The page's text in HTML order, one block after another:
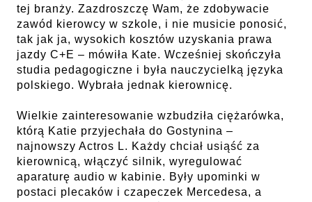
tej branży. Zazdroszczę Wam, że zdobywacie
zawód kierowcy w szkole, i nie musicie ponosić,
tak jak ja, wysokich kosztów uzyskania prawa
jazdy C+E – mówiła Kate. Wcześniej skończyła
studia pedagogiczne i była nauczycielką języka
polskiego. Wybrała jednak kierownicę.
Wielkie zainteresowanie wzbudziła ciężarówka,
którą Katie przyjechała do Gostynina –
najnowszy Actros L. Każdy chciał usiąść za
kierownicą, włączyć silnik, wyregulować
aparaturę audio w kabinie. Były upominki w
postaci plecaków i czapeczek Mercedesa, a